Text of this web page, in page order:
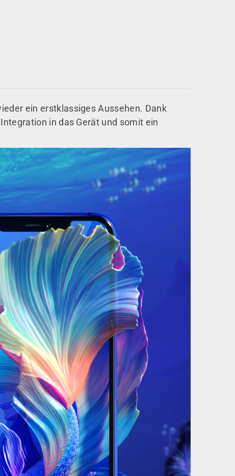
ein erstklassiges Aussehen. Dank
in das Gerät und somit ein